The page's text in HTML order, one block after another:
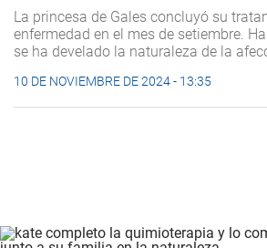
La princesa de Gales concluyó su
enfermedad en el mes de setiembre.
se ha develado la naturaleza de la
10 DE NOVIEMBRE DE 2024 - 13:35